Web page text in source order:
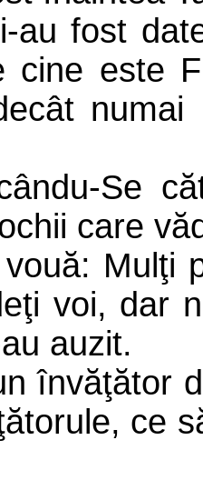
au fost
cine este
Se
care
Mulţi
voi, dar
auzit.
învăţător
ce